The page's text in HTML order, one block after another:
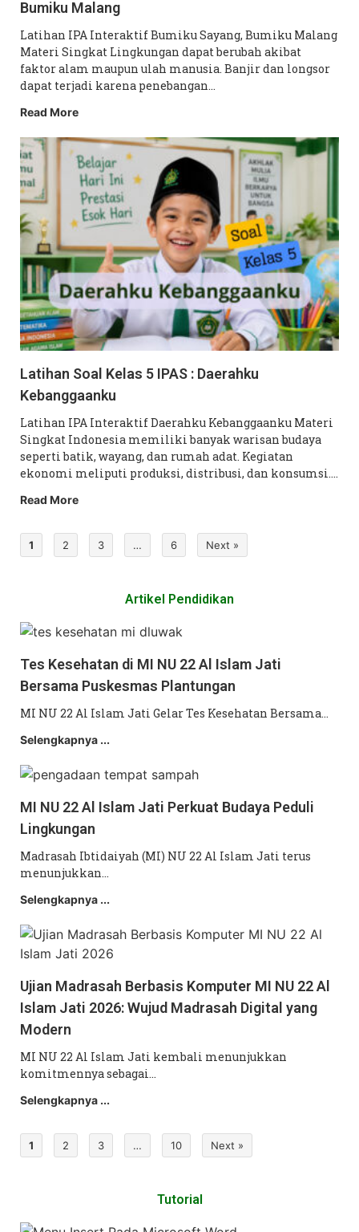
Bumiku Malang
Latihan IPA Interaktif Bumiku Sayang, Bumiku Malang
Materi Singkat Lingkungan dapat berubah akibat
faktor alam maupun ulah manusia. Banjir dan longsor
dapat terjadi karena penebangan…
Read More
Latihan Soal Kelas 5 IPAS : Daerahku
Kebanggaanku
Latihan IPA Interaktif Daerahku Kebanggaanku Materi
Singkat Indonesia memiliki banyak warisan budaya
seperti batik, wayang, dan rumah adat. Kegiatan
ekonomi meliputi produksi, distribusi, dan konsumsi.…
Read More
1 2 3 … 6 Next »
Artikel Pendidikan
Tes Kesehatan di MI NU 22 Al Islam Jati
Bersama Puskesmas Plantungan
MI NU 22 Al Islam Jati Gelar Tes Kesehatan Bersama…
Selengkapnya ...
MI NU 22 Al Islam Jati Perkuat Budaya Peduli
Lingkungan
Madrasah Ibtidaiyah (MI) NU 22 Al Islam Jati terus
menunjukkan…
Selengkapnya ...
Ujian Madrasah Berbasis Komputer MI NU 22 Al
Islam Jati 2026: Wujud Madrasah Digital yang
Modern
MI NU 22 Al Islam Jati kembali menunjukkan
komitmennya sebagai…
Selengkapnya ...
1 2 3 … 10 Next »
Tutorial